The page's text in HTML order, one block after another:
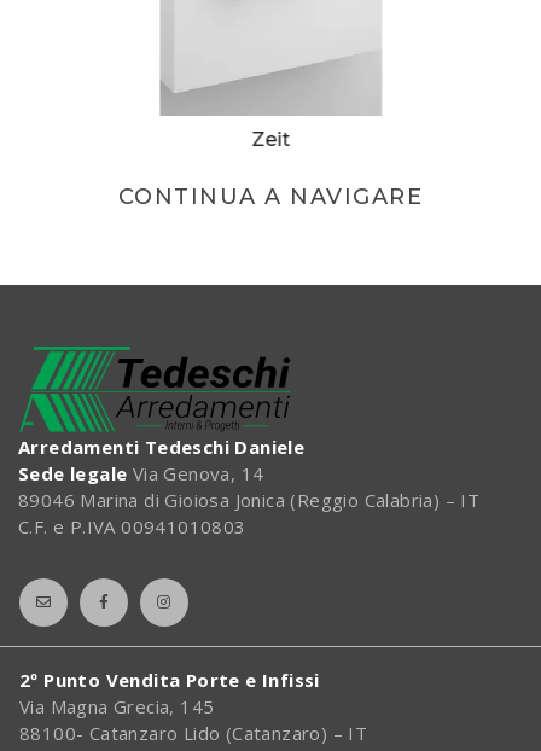
Zeit
CONTINUA A NAVIGARE
Arredamenti Tedeschi Daniele
Sede legale Via Genova, 14
89046 Marina di Gioiosa Jonica (Reggio Calabria) – IT
C.F. e P.IVA 00941010803
2º Punto Vendita Porte e Infissi
Via Magna Grecia, 145
88100- Catanzaro Lido (Catanzaro) – IT